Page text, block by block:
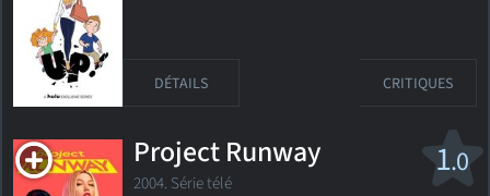
DÉTAILS CRITIQUES
1.0
Project Runway
2004. Série télé